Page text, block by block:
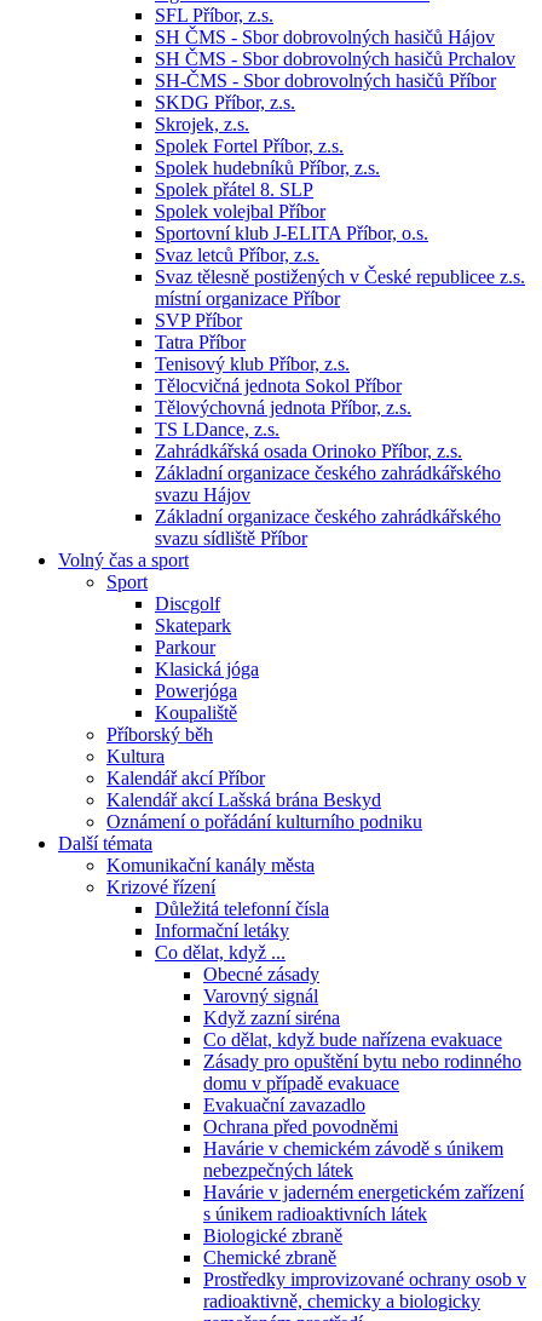
SFL Příbor, z.s.
SH ČMS - Sbor dobrovolných hasičů Hájov
SH ČMS - Sbor dobrovolných hasičů Prchalov
SH-ČMS - Sbor dobrovolných hasičů Příbor
SKDG Příbor, z.s.
Skrojek, z.s.
Spolek Fortel Příbor, z.s.
Spolek hudebníků Příbor, z.s.
Spolek přátel 8. SLP
Spolek volejbal Příbor
Sportovní klub J-ELITA Příbor, o.s.
Svaz letců Příbor, z.s.
Svaz tělesně postižených v České republicee z.s.
místní organizace Příbor
SVP Příbor
Tatra Příbor
Tenisový klub Příbor, z.s.
Tělocvičná jednota Sokol Příbor
Tělovýchovná jednota Příbor, z.s.
TS LDance, z.s.
Zahrádkářská osada Orinoko Příbor, z.s.
Základní organizace českého zahrádkářského
svazu Hájov
Základní organizace českého zahrádkářského
svazu sídliště Příbor
Volný čas a sport
Sport
Discgolf
Skatepark
Parkour
Klasická jóga
Powerjóga
Koupaliště
Příborský běh
Kultura
Kalendář akcí Příbor
Kalendář akcí Lašská brána Beskyd
Oznámení o pořádání kulturního podniku
Další témata
Komunikační kanály města
Krizové řízení
Důležitá telefonní čísla
Informační letáky
Co dělat, když ...
Obecné zásady
Varovný signál
Když zazní siréna
Co dělat, když bude nařízena evakuace
Zásady pro opuštění bytu nebo rodinného
domu v případě evakuace
Evakuační zavazadlo
Ochrana před povodněmi
Havárie v chemickém závodě s únikem
nebezpečných látek
Havárie v jaderném energetickém zařízení
s únikem radioaktivních látek
Biologické zbraně
Chemické zbraně
Prostředky improvizované ochrany osob v
radioaktivně, chemicky a biologicky